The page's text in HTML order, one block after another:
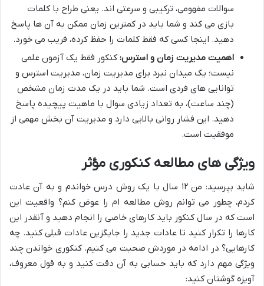
سوالات مفهومی، ترکیبی و سرعتی اند. یعنی طراح با کلمات
بازی می کند و شما باید در کمترین زمان ممکن به آن ها پاسخ
دهید. اینجا کسی که فقط کلمات را حفظ کرده، فریب می خورد.
اهمیت مدیریت زمان و استرس: کنکور فقط یک آزمون علمی
نیست؛ یک میدان نبرد برای مدیریت زمان، مدیریت استرس و
توانایی های فردی است. شما باید در یک مدت زمان مشخص
(چند ساعت)، به تعداد زیادی سوال با ماهیت پیچیده پاسخ
دهید. این فشار روانی بالایی دارد و مدیریت آن بخش مهمی از
موفقیت است.
ویژگی های مطالعه کنکوری مؤثر
شاید بپرسید: من ۱۲ سال با یک روش درس خواندم و به آن عادت
کردم، چطور می توانم روش مطالعه ام را عوض کنم؟ واقعیت این
است که در سال کنکور باید کارهای خاصی را انجام دهید و آنقدر این
کارها را تکرار کنید تا عادات جدید را جایگزین عادات قبلی کنید. چه
کارهایی؟ در ادامه در موردش صحبت می کنیم. کنکوری خواندن چند
ویژگی مهم دارد که باید حسابی به آن دقت کنید و به قول معروف،
آویزه گوشتان کنید: